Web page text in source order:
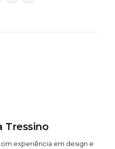
Tressino
experiência em design e